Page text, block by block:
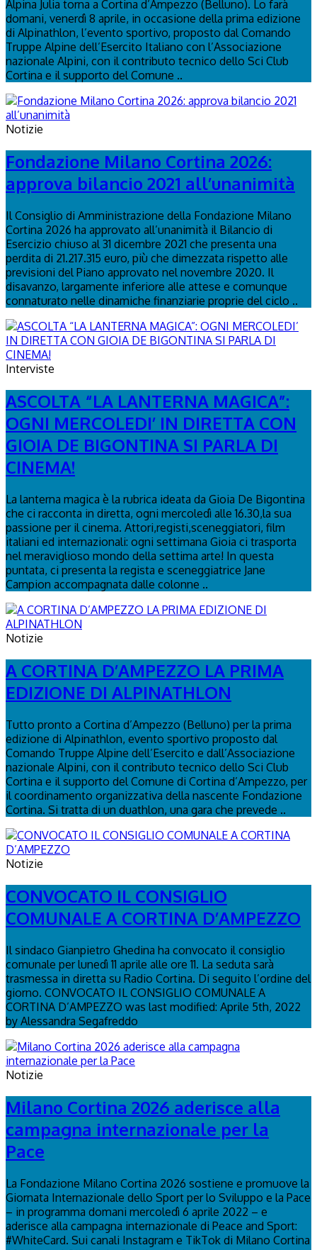
Alpina Julia torna a Cortina d’Ampezzo (Belluno). Lo farà
domani, venerdì 8 aprile, in occasione della prima edizione
di Alpinathlon, l’evento sportivo, proposto dal Comando
Truppe Alpine dell’Esercito Italiano con l’Associazione
nazionale Alpini, con il contributo tecnico dello Sci Club
Cortina e il supporto del Comune ..
Notizie
Fondazione Milano Cortina 2026:
approva bilancio 2021 all’unanimità
Il Consiglio di Amministrazione della Fondazione Milano
Cortina 2026 ha approvato all’unanimità il Bilancio di
Esercizio chiuso al 31 dicembre 2021 che presenta una
perdita di 21.217.315 euro, più che dimezzata rispetto alle
previsioni del Piano approvato nel novembre 2020. Il
disavanzo, largamente inferiore alle attese e comunque
connaturato nelle dinamiche finanziarie proprie del ciclo ..
Interviste
ASCOLTA “LA LANTERNA MAGICA”:
OGNI MERCOLEDI’ IN DIRETTA CON
GIOIA DE BIGONTINA SI PARLA DI
CINEMA!
La lanterna magica è la rubrica ideata da Gioia De Bigontina
che ci racconta in diretta, ogni mercoledì alle 16.30,la sua
passione per il cinema. Attori,registi,sceneggiatori, film
italiani ed internazionali: ogni settimana Gioia ci trasporta
nel meraviglioso mondo della settima arte! In questa
puntata, ci presenta la regista e sceneggiatrice Jane
Campion accompagnata dalle colonne ..
Notizie
A CORTINA D’AMPEZZO LA PRIMA
EDIZIONE DI ALPINATHLON
Tutto pronto a Cortina d’Ampezzo (Belluno) per la prima
edizione di Alpinathlon, evento sportivo proposto dal
Comando Truppe Alpine dell’Esercito e dall’Associazione
nazionale Alpini, con il contributo tecnico dello Sci Club
Cortina e il supporto del Comune di Cortina d’Ampezzo, per
il coordinamento organizzativa della nascente Fondazione
Cortina. Si tratta di un duathlon, una gara che prevede ..
Notizie
CONVOCATO IL CONSIGLIO
COMUNALE A CORTINA D’AMPEZZO
Il sindaco Gianpietro Ghedina ha convocato il consiglio
comunale per lunedì 11 aprile alle ore 11. La seduta sarà
trasmessa in diretta su Radio Cortina. Di seguito l’ordine del
giorno. CONVOCATO IL CONSIGLIO COMUNALE A
CORTINA D’AMPEZZO was last modified: Aprile 5th, 2022
by Alessandra Segafreddo
Notizie
Milano Cortina 2026 aderisce alla
campagna internazionale per la
Pace
La Fondazione Milano Cortina 2026 sostiene e promuove la
Giornata Internazionale dello Sport per lo Sviluppo e la Pace
– in programma domani mercoledì 6 aprile 2022 – e
aderisce alla campagna internazionale di Peace and Sport:
#WhiteCard. Sui canali Instagram e TikTok di Milano Cortina